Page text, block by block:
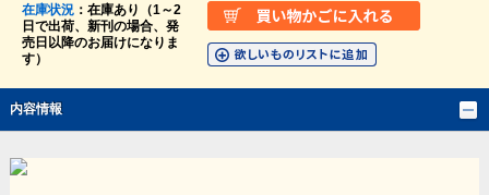
在庫状況：在庫あり（1～2
日で出荷、新刊の場合、発
売日以降のお届けになりま
す）
内容情報